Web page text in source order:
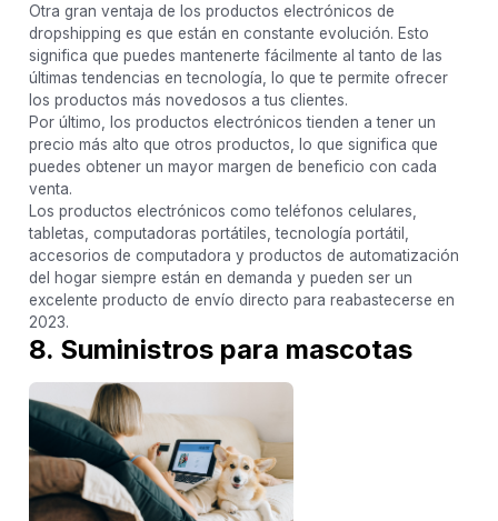
Otra gran ventaja de los productos electrónicos de
dropshipping es que están en constante evolución. Esto
significa que puedes mantenerte fácilmente al tanto de las
últimas tendencias en tecnología, lo que te permite ofrecer
los productos más novedosos a tus clientes.
Por último, los productos electrónicos tienden a tener un
precio más alto que otros productos, lo que significa que
puedes obtener un mayor margen de beneficio con cada
venta.
Los productos electrónicos como teléfonos celulares,
tabletas, computadoras portátiles, tecnología portátil,
accesorios de computadora y productos de automatización
del hogar siempre están en demanda y pueden ser un
excelente producto de envío directo para reabastecerse en
2023.
8. Suministros para mascotas